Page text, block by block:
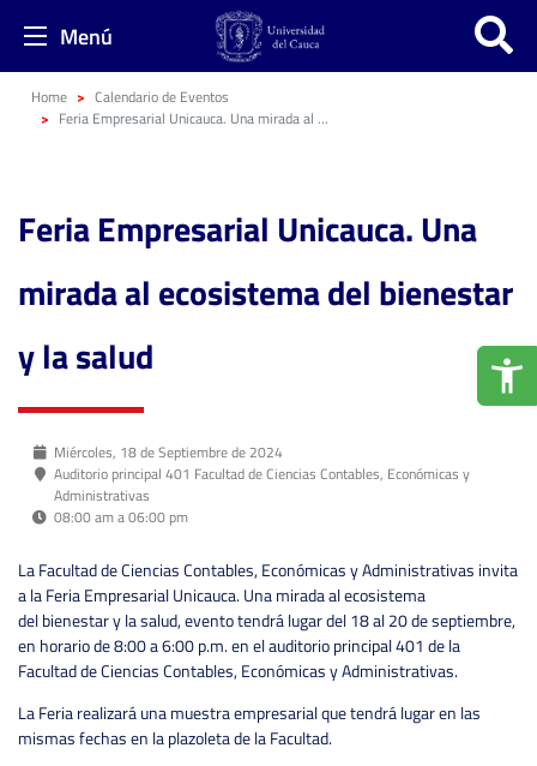
Menú
Home
Calendario de Eventos
Feria Empresarial Unicauca. Una mirada al ecosistema del bienestar y la salud
Feria Empresarial Unicauca. Una
mirada al ecosistema del bienestar
y la salud
Miércoles, 18 de Septiembre de 2024
Auditorio principal 401 Facultad de Ciencias Contables, Económicas y
Administrativas
08:00 am a 06:00 pm
La Facultad de Ciencias Contables, Económicas y Administrativas invita
a la Feria Empresarial Unicauca. Una mirada al ecosistema
del bienestar y la salud, evento tendrá lugar del 18 al 20 de septiembre,
en horario de 8:00 a 6:00 p.m. en el auditorio principal 401 de la
Facultad de Ciencias Contables, Económicas y Administrativas.
La Feria realizará una muestra empresarial que tendrá lugar en las
mismas fechas en la plazoleta de la Facultad.